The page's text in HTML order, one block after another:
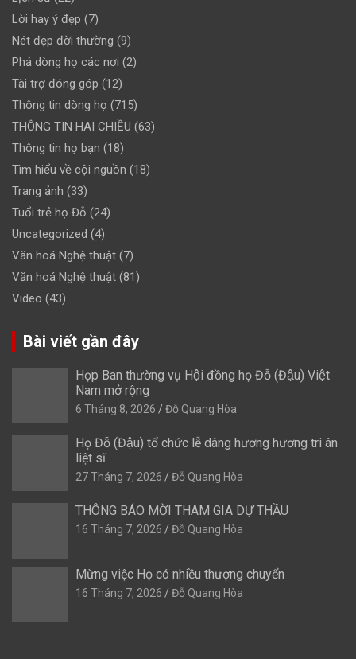
Lời hay ý đẹp (7)
Nét đẹp đời thường (9)
Phả dòng họ các nơi (2)
Tài trợ đóng góp (12)
Thông tin dòng họ (715)
THÔNG TIN HAI CHIỀU (63)
Thông tin họ bạn (18)
Tìm hiểu về cội nguồn (18)
Trang ảnh (33)
Tuổi trẻ họ Đỗ (24)
Uncategorized (4)
Văn hoá Nghệ thuật (7)
Văn hoá Nghệ thuật (81)
Video (43)
Bài viết gần đây
Họp Ban thường vụ Hội đồng họ Đỗ (Đậu) Việt
Nam mở rộng
6 Tháng 8, 2026 Đỗ Quang Hòa
Họ Đỗ (Đậu) tổ chức lễ dâng hương hương tri ân
liệt sĩ
27 Tháng 7, 2026 Đỗ Quang Hòa
THÔNG BÁO MỜI THAM GIA DỰ THẦU
16 Tháng 7, 2026 Đỗ Quang Hòa
Mừng việc Họ có nhiều thượng chuyển
16 Tháng 7, 2026 Đỗ Quang Hòa